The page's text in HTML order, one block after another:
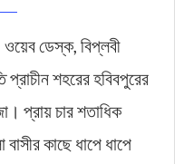
ডেস্ক, বিপ্লবী
শহরের হবিবপুরের
প্রায় চার শতাধিক
কাছে ধাপে ধাপে